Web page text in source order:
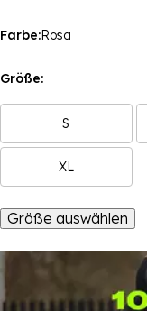
Farbe:Rosa
Größe:
S
XL
Größe auswählen